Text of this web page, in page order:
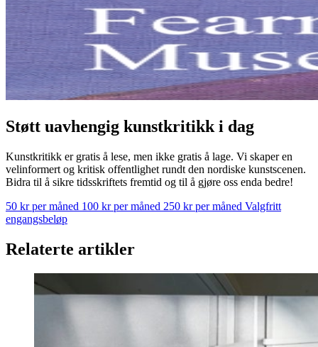
Støtt uavhengig kunstkritikk i dag
Kunstkritikk er gratis å lese, men ikke gratis å lage. Vi skaper en
velinformert og kritisk offentlighet rundt den nordiske kunstscenen.
Bidra til å sikre tidsskriftets fremtid og til å gjøre oss enda bedre!
50 kr per måned 100 kr per måned 250 kr per måned Valgfritt
engangsbeløp
Relaterte artikler